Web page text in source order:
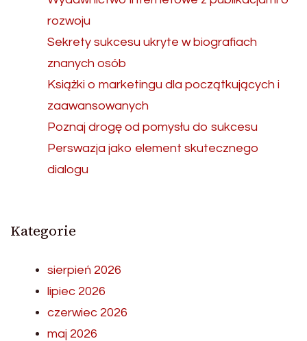
rozwoju
Sekrety sukcesu ukryte w biografiach
znanych osób
Książki o marketingu dla początkujących i
zaawansowanych
Poznaj drogę od pomysłu do sukcesu
Perswazja jako element skutecznego
dialogu
Kategorie
sierpień 2026
lipiec 2026
czerwiec 2026
maj 2026